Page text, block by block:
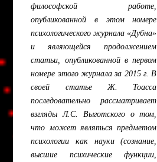
философской работе,
опубликованной в этом номере
психологического журнала «Дубна»
и являющейся продолжением
статьи, опубликованной в первом
номере этого журнала за 2015 г. В
своей статье Ж. Тоасса
последовательно рассматривает
взгляды Л.С. Выготского о том,
что может являться предметом
психологии как науки (сознание,
высшие психические функции,